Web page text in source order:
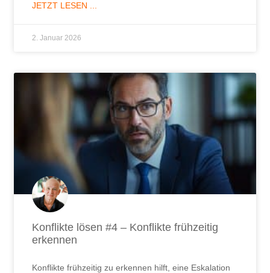
JETZT LESEN ...
2. Januar 2026
Konflikte lösen #4 – Konflikte frühzeitig
erkennen
Konflikte frühzeitig zu erkennen hilft, eine Eskalation